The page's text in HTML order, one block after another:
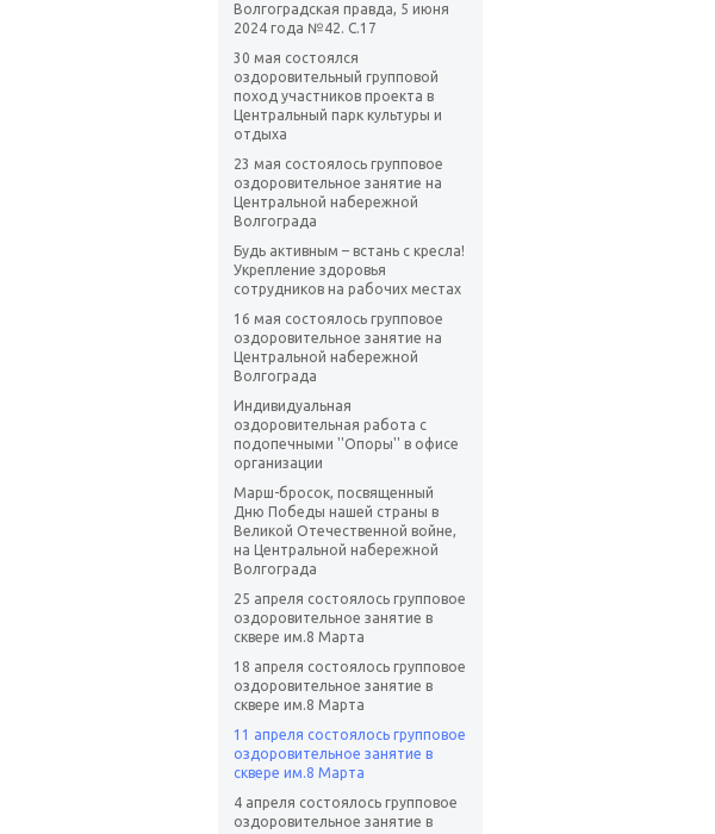
Волгоградская правда, 5 июня
2024 года №42. С.17
30 мая состоялся
оздоровительный групповой
поход участников проекта в
Центральный парк культуры и
отдыха
23 мая состоялось групповое
оздоровительное занятие на
Центральной набережной
Волгограда
Будь активным – встань с кресла!
Укрепление здоровья
сотрудников на рабочих местах
16 мая состоялось групповое
оздоровительное занятие на
Центральной набережной
Волгограда
Индивидуальная
оздоровительная работа с
подопечными ''Опоры'' в офисе
организации
Марш-бросок, посвященный
Дню Победы нашей страны в
Великой Отечественной войне,
на Центральной набережной
Волгограда
25 апреля состоялось групповое
оздоровительное занятие в
сквере им.8 Марта
18 апреля состоялось групповое
оздоровительное занятие в
сквере им.8 Марта
11 апреля состоялось групповое
оздоровительное занятие в
сквере им.8 Марта
4 апреля состоялось групповое
оздоровительное занятие в